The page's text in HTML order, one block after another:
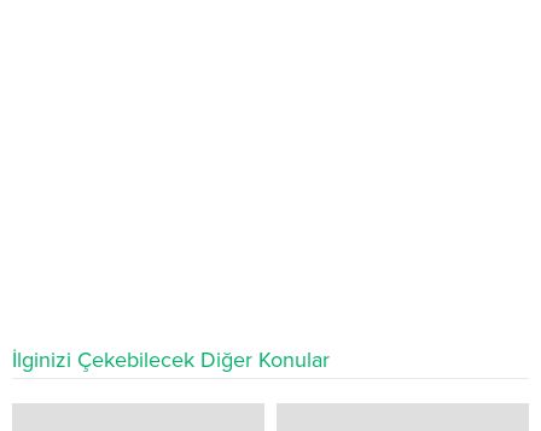
İlginizi Çekebilecek Diğer Konular